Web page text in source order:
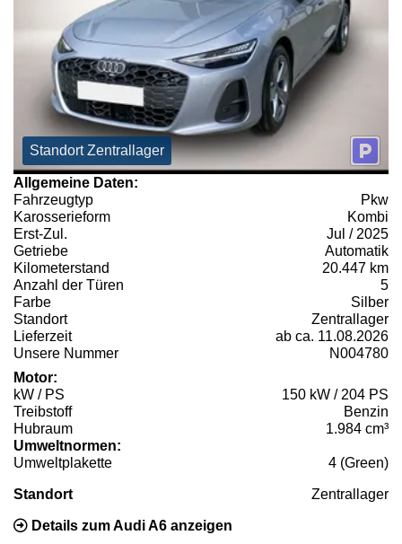
Standort Zentrallager
Allgemeine Daten:
Fahrzeugtyp
Pkw
Karosserieform
Kombi
Erst-Zul.
Jul / 2025
Getriebe
Automatik
Kilometerstand
20.447 km
Anzahl der Türen
5
Farbe
Silber
Standort
Zentrallager
Lieferzeit
ab ca. 11.08.2026
Unsere Nummer
N004780
Motor:
kW / PS
150 kW / 204 PS
Treibstoff
Benzin
Hubraum
1.984 cm³
Umweltnormen:
Umweltplakette
4 (Green)
Standort Zentrallager
Details zum Audi A6 anzeigen